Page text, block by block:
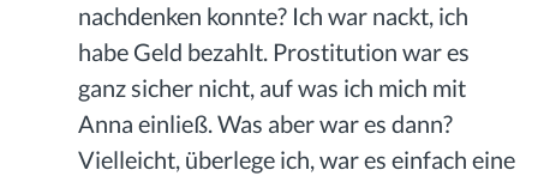
nachdenken konnte? Ich war nackt, ich
habe Geld bezahlt. Prostitution war es
ganz sicher nicht, auf was ich mich mit
Anna einließ. Was aber war es dann?
Vielleicht, überlege ich, war es einfach eine